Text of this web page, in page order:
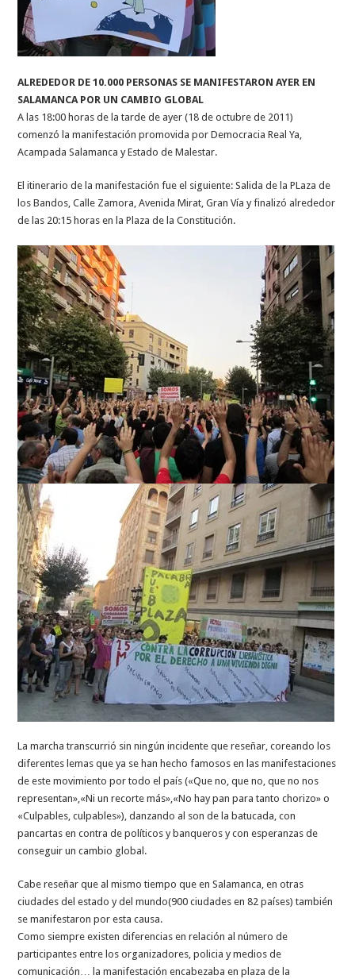
ALREDEDOR DE 10.000 PERSONAS SE MANIFESTARON AYER EN
SALAMANCA POR UN CAMBIO GLOBAL
A las 18:00 horas de la tarde de ayer (18 de octubre de 2011)
comenzó la manifestación promovida por Democracia Real Ya,
Acampada Salamanca y Estado de Malestar.
El itinerario de la manifestación fue el siguiente: Salida de la PLaza de
los Bandos, Calle Zamora, Avenida Mirat, Gran Vía y finalizó alrededor
de las 20:15 horas en la Plaza de la Constitución.
La marcha transcurrió sin ningún incidente que reseñar, coreando los
diferentes lemas que ya se han hecho famosos en las manifestaciones
de este movimiento por todo el país («Que no, que no, que no nos
representan»,«Ni un recorte más»,«No hay pan para tanto chorizo» o
«Culpables, culpables»), danzando al son de la batucada, con
pancartas en contra de políticos y banqueros y con esperanzas de
conseguir un cambio global.
Cabe reseñar que al mismo tiempo que en Salamanca, en otras
ciudades del estado y del mundo(900 ciudades en 82 países) también
se manifestaron por esta causa.
Como siempre existen diferencias en relación al número de
participantes entre los organizadores, policia y medios de
comunicación… la manifestación encabezaba en plaza de la